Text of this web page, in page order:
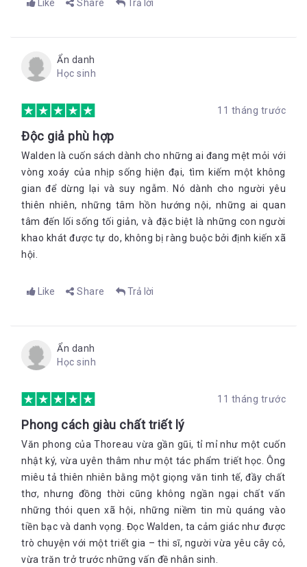
Like Share Trả lời
Ẩn danh
Học sinh
11 tháng trước
Độc giả phù hợp
Walden là cuốn sách dành cho những ai đang mệt mỏi với
vòng xoáy của nhịp sống hiện đại, tìm kiếm một không
gian để dừng lại và suy ngẫm. Nó dành cho người yêu
thiên nhiên, những tâm hồn hướng nội, những ai quan
tâm đến lối sống tối giản, và đặc biệt là những con người
khao khát được tự do, không bị ràng buộc bởi định kiến xã
hội.
Like Share Trả lời
Ẩn danh
Học sinh
11 tháng trước
Phong cách giàu chất triết lý
Văn phong của Thoreau vừa gần gũi, tỉ mỉ như một cuốn
nhật ký, vừa uyên thâm như một tác phẩm triết học. Ông
miêu tả thiên nhiên bằng một giọng văn tinh tế, đầy chất
thơ, nhưng đồng thời cũng không ngần ngại chất vấn
những thói quen xã hội, những niềm tin mù quáng vào
tiền bạc và danh vọng. Đọc Walden, ta cảm giác như được
trò chuyện với một triết gia – thi sĩ, người vừa yêu cây cỏ,
vừa trăn trở trước những vấn đề nhân sinh.